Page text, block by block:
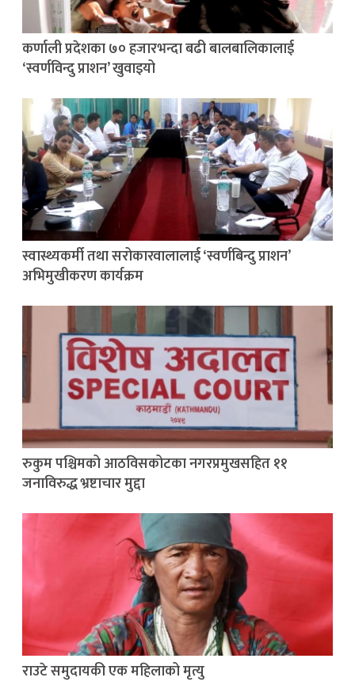
कर्णाली प्रदेशका ७० हजारभन्दा बढी बालबालिकालाई
‘स्वर्णविन्दु प्राशन’ खुवाइयो
स्वास्थ्यकर्मी तथा सरोकारवालालाई ‘स्वर्णबिन्दु प्राशन’
अभिमुखीकरण कार्यक्रम
रुकुम पश्चिमको आठविसकोटका नगरप्रमुखसहित ११
जनाविरुद्ध भ्रष्टाचार मुद्दा
राउटे समुदायकी एक महिलाको मृत्यु